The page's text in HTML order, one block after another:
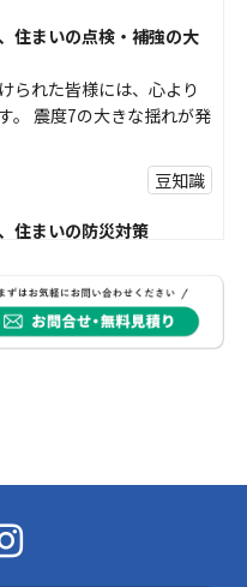
住まいの点検・補強の大
られた皆様には、心より
。 震度7の大きな揺れが発
豆知識
住まいの防災対策
よりお見舞い申し上げま
社長コラム